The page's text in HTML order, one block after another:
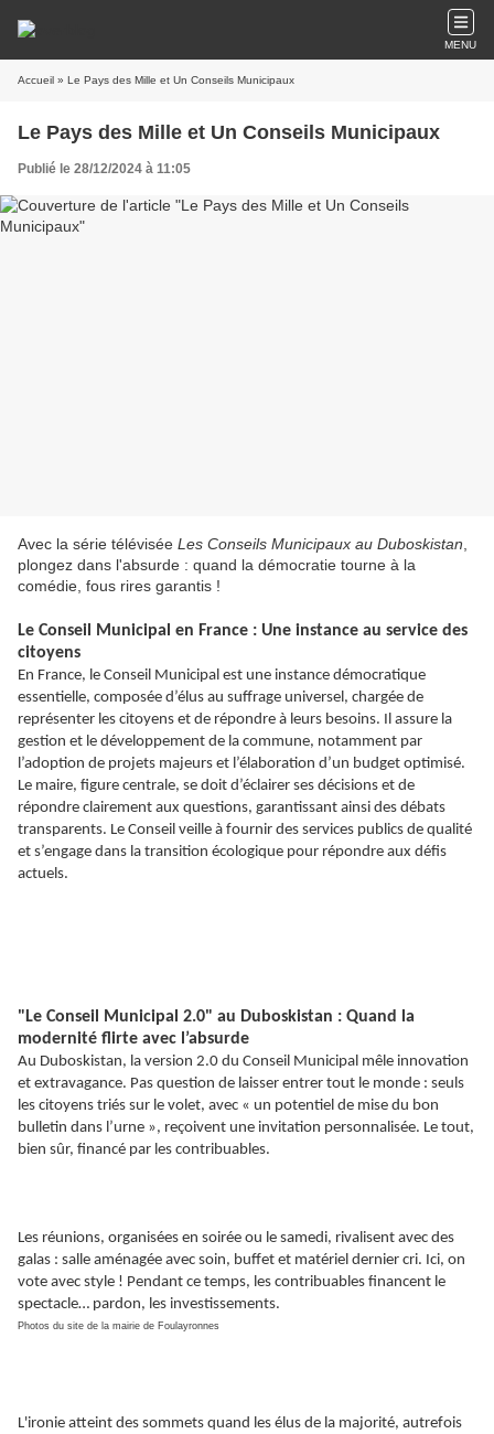
MENU
Accueil » Le Pays des Mille et Un Conseils Municipaux
Le Pays des Mille et Un Conseils Municipaux
Publié le 28/12/2024 à 11:05
Avec la série télévisée Les Conseils Municipaux au Duboskistan
plongez dans l'absurde : quand la démocratie tourne à la
comédie, fous rires garantis !
Le Conseil Municipal en France : Une instance au service des
citoyens
En France, le Conseil Municipal est une instance démocratique
essentielle, composée d’élus au suffrage universel, chargée de
représenter les citoyens et de répondre à leurs besoins. Il assure la
gestion et le développement de la commune, notamment par
l’adoption de projets majeurs et l’élaboration d’un budget optimisé.
Le maire, figure centrale, se doit d’éclairer ses décisions et de
répondre clairement aux questions, garantissant ainsi des débats
transparents. Le Conseil veille à fournir des services publics de qualité
et s’engage dans la transition écologique pour répondre aux défis
actuels.
"Le Conseil Municipal 2.0" au Duboskistan : Quand la
modernité flirte avec l’absurde
Au Duboskistan, la version 2.0 du Conseil Municipal mêle innovation
et extravagance. Pas question de laisser entrer tout le monde : seuls
les citoyens triés sur le volet, avec « un potentiel de mise du bon
bulletin dans l’urne », reçoivent une invitation personnalisée. Le tout,
bien sûr, financé par les contribuables.
Les réunions, organisées en soirée ou le samedi, rivalisent avec des
galas : salle aménagée avec soin, buffet et matériel dernier cri. Ici, on
vote avec style ! Pendant ce temps, les contribuables financent le
spectacle… pardon, les investissements.
Photos du site de la mairie de Foulayronnes
L'ironie atteint des sommets quand les élus de la majorité, autrefois